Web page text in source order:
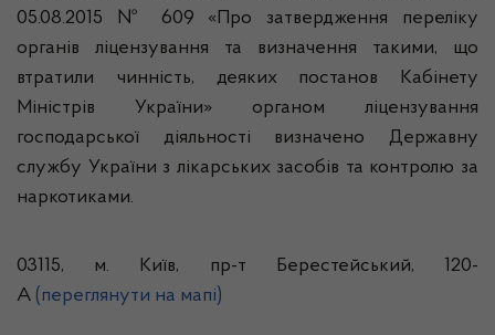
05.08.2015 № 609 «Про затвердження переліку
органів ліцензування та визначення такими, що
втратили чинність, деяких постанов Кабінету
Міністрів України» органом ліцензування
господарської діяльності визначено Державну
службу України з лікарських засобів та контролю за
наркотиками.
03115, м. Київ, пр-т Берестейський, 120-
А (переглянути на мапі)